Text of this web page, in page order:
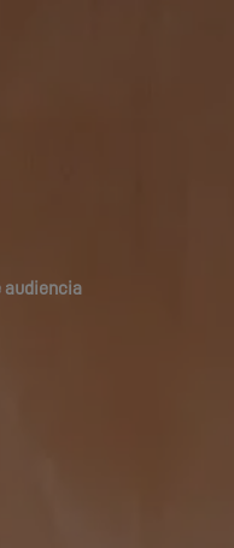
audiencia